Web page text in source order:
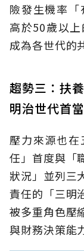
險發生機率「
高於50歲以
成為各世代的
趨勢三：扶
明治世代首
壓力來源也
任」首度與「
狀況」並列三
責任的「三明
被多重角色壓
與財務決策能